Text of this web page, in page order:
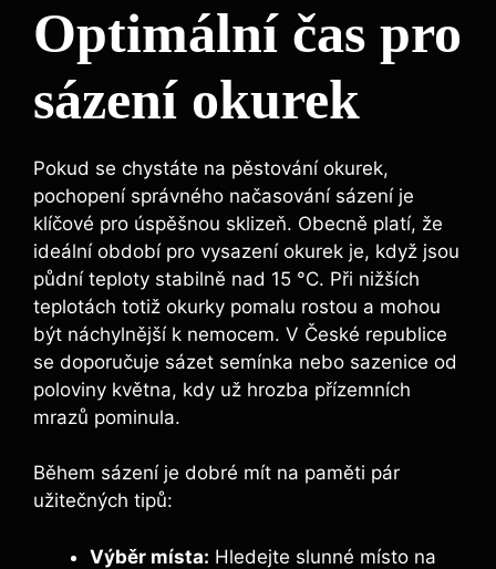
Optimální⁤ čas pro
sázení okurek
Pokud se ‌chystáte ‍na pěstování okurek,
‌pochopení správného načasování ⁣sázení je
klíčové pro úspěšnou sklizeň. Obecně platí, že
ideální období pro vysazení okurek je, když jsou
půdní teploty stabilně nad ⁣15 °C. Při⁣ nižších‍
teplotách⁢ totiž okurky pomalu rostou a mohou
‍být náchylnější k nemocem. ​V České republice
se⁢ doporučuje sázet semínka nebo sazenice od
⁢poloviny května, kdy už hrozba přízemních
‌mrazů pominula.
Během sázení ⁤je ​dobré mít na paměti pár
užitečných tipů:
Výběr‍ místa: Hledejte⁢ slunné místo na